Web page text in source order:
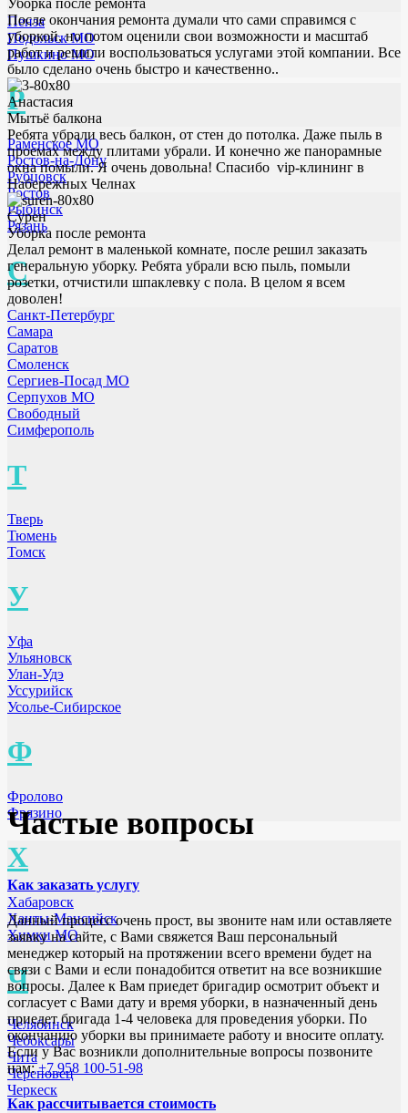
Пенза
Подольск МО
Пушкино МО
Р
Раменское МО
Ростов-на-Дону
Рубцовск
Ростов
Рыбинск
Рязань
С
Санкт-Петербург
Самара
Саратов
Смоленск
Сергиев-Посад МО
Серпухов МО
Свободный
Симферополь
Т
Тверь
Тюмень
Томск
У
Уфа
Ульяновск
Улан-Удэ
Уссурийск
Усолье-Сибирское
Ф
Фролово
Фрязино
Х
Хабаровск
Ханты-Мансийск
Химки МО
Ч
Челябинск
Чебоксары
Чита
Череповец
Черкеск
После окончания ремонта думали что сами справимся с
уборкой, но потом оценили свои возможности и масштаб
работ и решили воспользоваться услугами этой компании. Все
было сделано очень быстро и качественно..
Анастасия
Мытьё балкона
Ребята убрали весь балкон, от стен до потолка. Даже пыль в
проемах между плитами убрали. И конечно же панорамные
окна помыли. Я очень довольна! Спасибо vip-клининг в
Набережных Челнах
Сурен
Уборка после ремонта
Делал ремонт в маленькой комнате, после решил заказать
генеральную уборку. Ребята убрали всю пыль, помыли
розетки, отчистили шпаклевку с пола. В целом я всем
доволен!
Частые вопросы
Как заказать услугу
Данный процесс очень прост, вы звоните нам или оставляете
заявку на сайте, с Вами свяжется Ваш персональный
менеджер который на протяжении всего времени будет на
связи с Вами и если понадобится ответит на все возникшие
вопросы. Далее к Вам приедет бригадир осмотрит объект и
согласует с Вами дату и время уборки, в назначенный день
приедет бригада 1-4 человека для проведения уборки. По
окончанию уборки вы принимаете работу и вносите оплату.
Если у Вас возникли дополнительные вопросы позвоните
нам:+7 958 100-51-98
Как рассчитывается стоимость